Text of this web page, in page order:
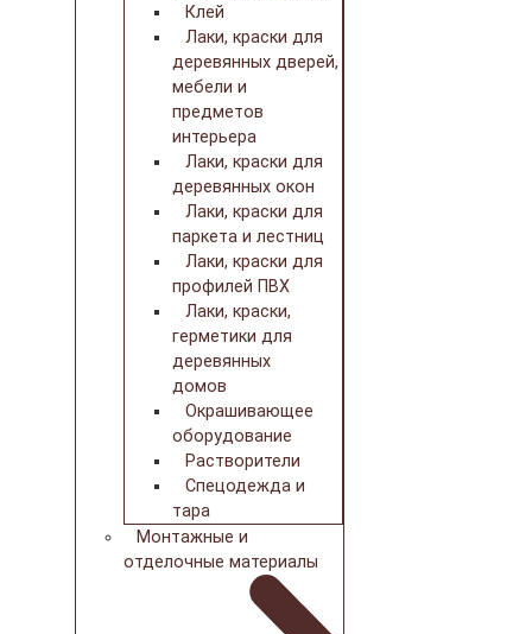
Клей
Лаки, краски для
деревянных дверей,
мебели и
предметов
интерьера
Лаки, краски для
деревянных окон
Лаки, краски для
паркета и лестниц
Лаки, краски для
профилей ПВХ
Лаки, краски,
герметики для
деревянных
домов
Окрашивающее
оборудование
Растворители
Спецодежда и
тара
Монтажные и
отделочные материалы